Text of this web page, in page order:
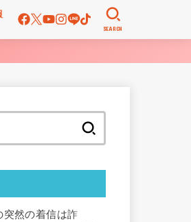
SEARCH
突然の着信は詐